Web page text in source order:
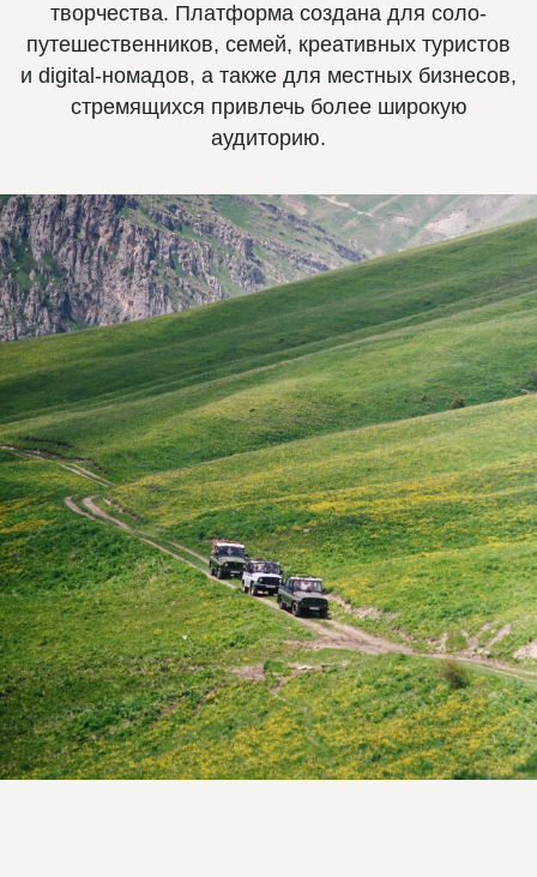
творчества. Платформа создана для соло-
путешественников, семей, креативных туристов
и digital-номадов, а также для местных бизнесов,
стремящихся привлечь более широкую
аудиторию.